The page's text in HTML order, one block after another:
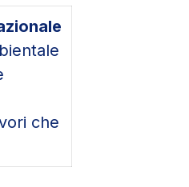
che